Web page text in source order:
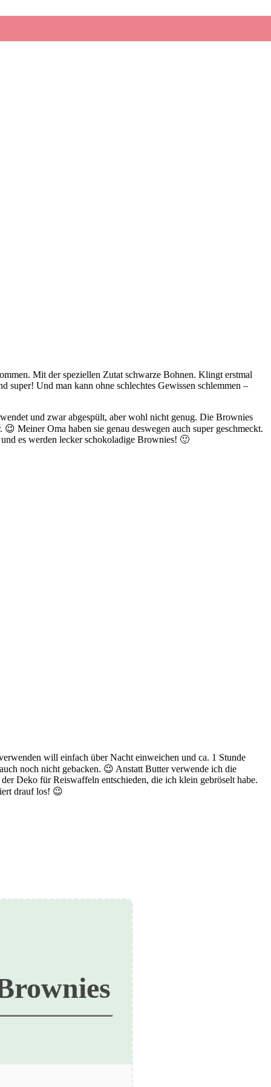
Mit der speziellen Zutat schwarze Bohnen. Klingt erstmal
super! Und man kann ohne schlechtes Gewissen schlemmen –
und zwar abgespült, aber wohl nicht genug. Die Brownies
Meiner Oma haben sie genau deswegen auch super geschmeckt.
es werden lecker schokoladige Brownies! 🙂
will einfach über Nacht einweichen und ca. 1 Stunde
noch nicht gebacken. 😉 Anstatt Butter verwende ich die
Deko für Reiswaffeln entschieden, die ich klein gebröselt habe.
drauf los! 😉